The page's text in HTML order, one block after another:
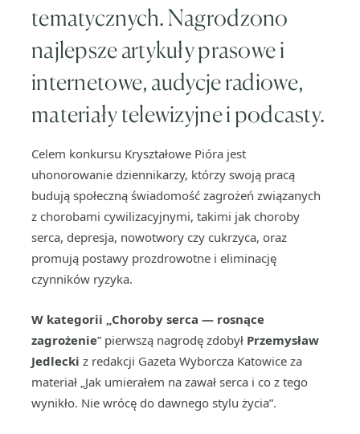
tematycznych. Nagrodzono
najlepsze artykuły prasowe i
internetowe, audycje radiowe,
materiały telewizyjne i podcasty.
Celem konkursu Kryształowe Pióra jest
uhonorowanie dziennikarzy, którzy swoją pracą
budują społeczną świadomość zagrożeń związanych
z chorobami cywilizacyjnymi, takimi jak choroby
serca, depresja, nowotwory czy cukrzyca, oraz
promują postawy prozdrowotne i eliminację
czynników ryzyka.
W kategorii „Choroby serca — rosnące
zagrożenie” pierwszą nagrodę zdobył Przemysław
Jedlecki z redakcji Gazeta Wyborcza Katowice za
materiał „Jak umierałem na zawał serca i co z tego
wynikło. Nie wrócę do dawnego stylu życia”.